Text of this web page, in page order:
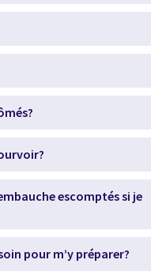
escomptés si je
pour m’y préparer?